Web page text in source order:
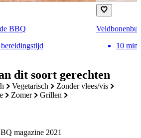
dit soort gerechten
vegetarisch
zonder vlees/vis
zomer grillen
magazine 2021
BBQ
10 min